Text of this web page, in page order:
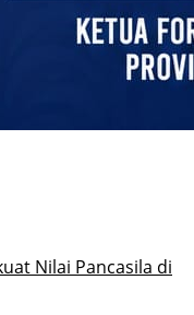
Nilai Pancasila di